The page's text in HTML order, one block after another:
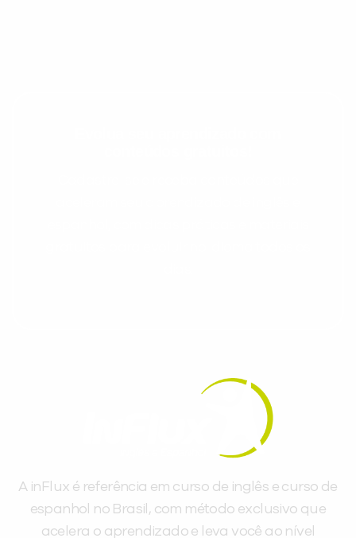
A inFlux é referência em curso de inglês e curso de
espanhol no Brasil, com método exclusivo que
acelera o aprendizado e leva você ao nível